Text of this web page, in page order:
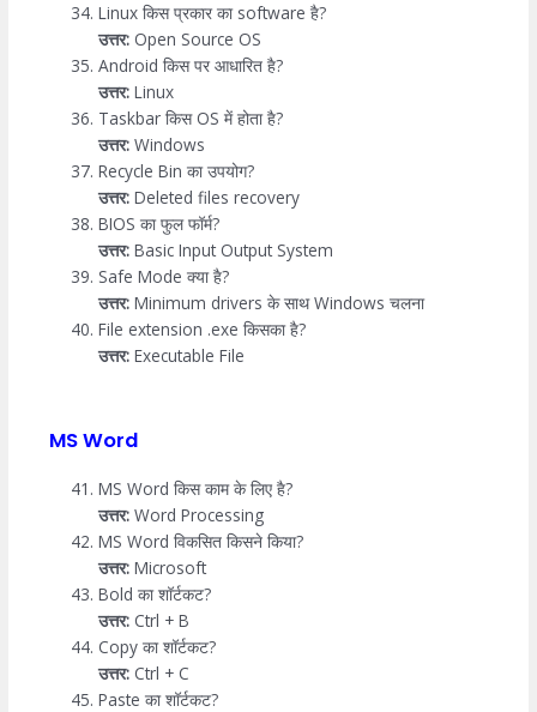
Linux किस प्रकार का software है?
उत्तर: Open Source OS
Android किस पर आधारित है?
उत्तर: Linux
Taskbar किस OS में होता है?
उत्तर: Windows
Recycle Bin का उपयोग?
उत्तर: Deleted files recovery
BIOS का फुल फॉर्म?
उत्तर: Basic Input Output System
Safe Mode क्या है?
उत्तर: Minimum drivers के साथ Windows चलना
File extension .exe किसका है?
उत्तर: Executable File
MS Word
MS Word किस काम के लिए है?
उत्तर: Word Processing
MS Word विकसित किसने किया?
उत्तर: Microsoft
Bold का शॉर्टकट?
उत्तर: Ctrl + B
Copy का शॉर्टकट?
उत्तर: Ctrl + C
Paste का शॉर्टकट?